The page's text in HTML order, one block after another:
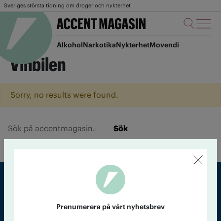
Sveriges största tidning om droger och nykterhet
AlkoholNarkotikaNykterhetMovendi
Vinbilen
Sorry, no results were found.
Sök
Prenumerera på vårt nyhetsbrev